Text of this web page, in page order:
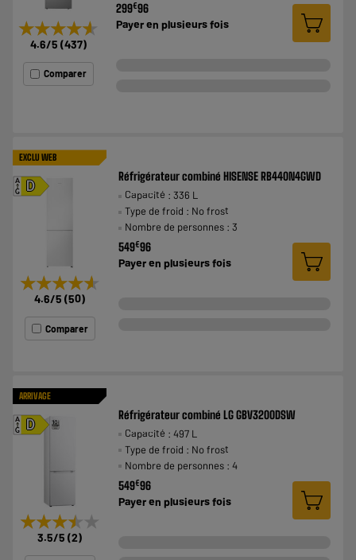
★★★★★
★★★★★
4.6/5 (437)
Comparer
299€96
Payer en plusieurs fois
EXCLU WEB
D
A
G
★★★★★
★★★★★
4.6/5 (50)
Comparer
Réfrigérateur combiné HISENSE RB440N4GWD
Capacité : 336 L
Type de froid : No frost
Nombre de personnes : 3
549€96
Payer en plusieurs fois
ARRIVAGE
D
A
G
★★★★★
★★★★★
3.5/5 (2)
Réfrigérateur combiné LG GBV3200DSW
Capacité : 497 L
Type de froid : No frost
Nombre de personnes : 4
549€96
Payer en plusieurs fois